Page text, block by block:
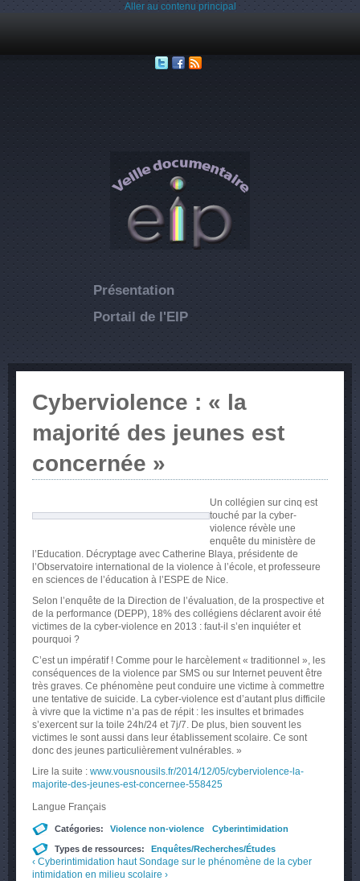
Aller au contenu principal
Présentation
Portail de l'EIP
Cyberviolence : « la
majorité des jeunes est
concernée »
Un collégien sur cinq est
touché par la cyber-
violence révèle une
enquête du ministère de
l’Education. Décryptage avec Catherine Blaya, présidente de
l’Observatoire international de la violence à l’école, et professeure
en sciences de l’éducation à l’ESPE de Nice.
Selon l’enquête de la Direction de l’évaluation, de la prospective et
de la performance (DEPP), 18% des collégiens déclarent avoir été
victimes de la cyber-violence en 2013 : faut-il s’en inquiéter et
pourquoi ?
C’est un impératif ! Comme pour le harcèlement « traditionnel », les
conséquences de la violence par SMS ou sur Internet peuvent être
très graves. Ce phénomène peut conduire une victime à commettre
une tentative de suicide. La cyber-violence est d’autant plus difficile
à vivre que la victime n’a pas de répit : les insultes et brimades
s’exercent sur la toile 24h/24 et 7j/7. De plus, bien souvent les
victimes le sont aussi dans leur établissement scolaire. Ce sont
donc des jeunes particulièrement vulnérables. »
Lire la suite : www.vousnousils.fr/2014/12/05/cyberviolence-la-
majorite-des-jeunes-est-concernee-558425
Langue Français
Catégories: Violence non-violence Cyberintimidation
Types de ressources: Enquêtes/Recherches/Études
‹ Cyberintimidation haut Sondage sur le phénomène de la cyber
intimidation en milieu scolaire ›